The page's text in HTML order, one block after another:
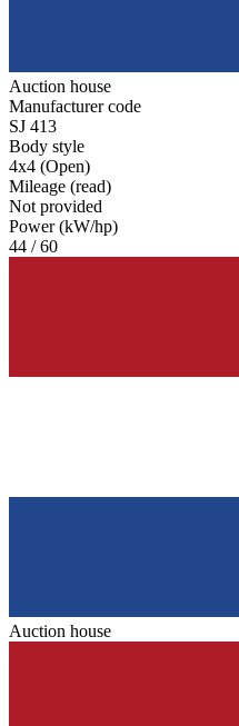
Auction house
Manufacturer code
SJ 413
Body style
4x4 (Open)
Mileage (read)
Not provided
Power (kW/hp)
44 / 60
Auction house